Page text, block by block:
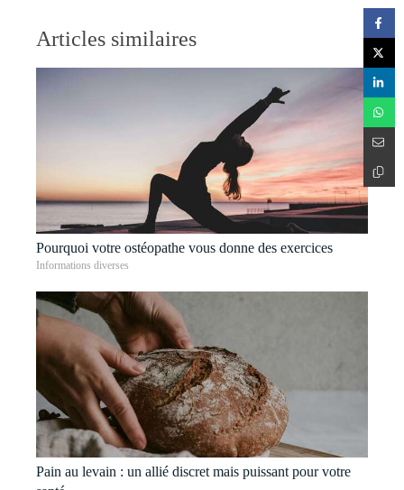
Articles similaires
Pourquoi votre ostéopathe vous donne des exercices
Informations diverses
Pain au levain : un allié discret mais puissant pour votre